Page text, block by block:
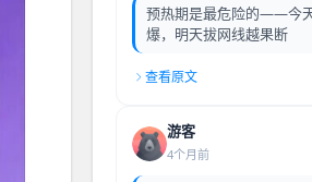
预热期是最危险的——今
爆，明天拔网线越果断
查看原文
游客
4个月前